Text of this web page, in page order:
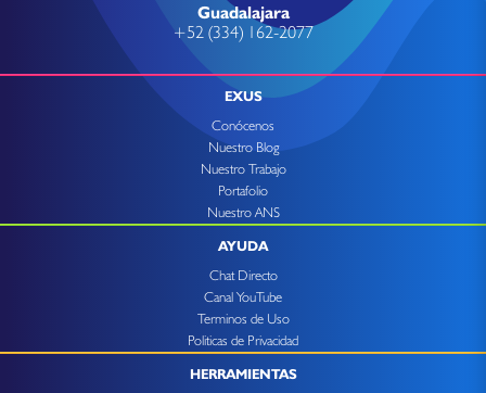
Guadalajara
+52 (334) 162-2077
EXUS
Conócenos
Nuestro Blog
Nuestro Trabajo
Portafolio
Nuestro ANS
AYUDA
Chat Directo
Canal YouTube
Terminos de Uso
Politicas de Privacidad
HERRAMIENTAS